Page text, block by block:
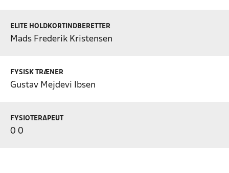
ELITE HOLDKORTINDBERETTER
Mads Frederik Kristensen
FYSISK TRÆNER
Gustav Mejdevi Ibsen
FYSIOTERAPEUT
0 0